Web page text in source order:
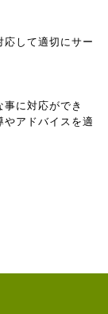
して適切にサー
に対応ができ
アドバイスを適